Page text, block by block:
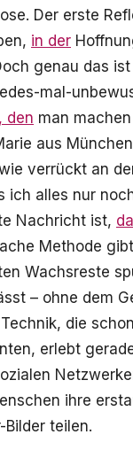
Der erste
in der
genau das
mal-
den man
aus
verrückt an
ich alles nur
Nachricht ist,
Methode
Wachsreste
– ohne dem
die schon
erlebt
ihre
teilen.